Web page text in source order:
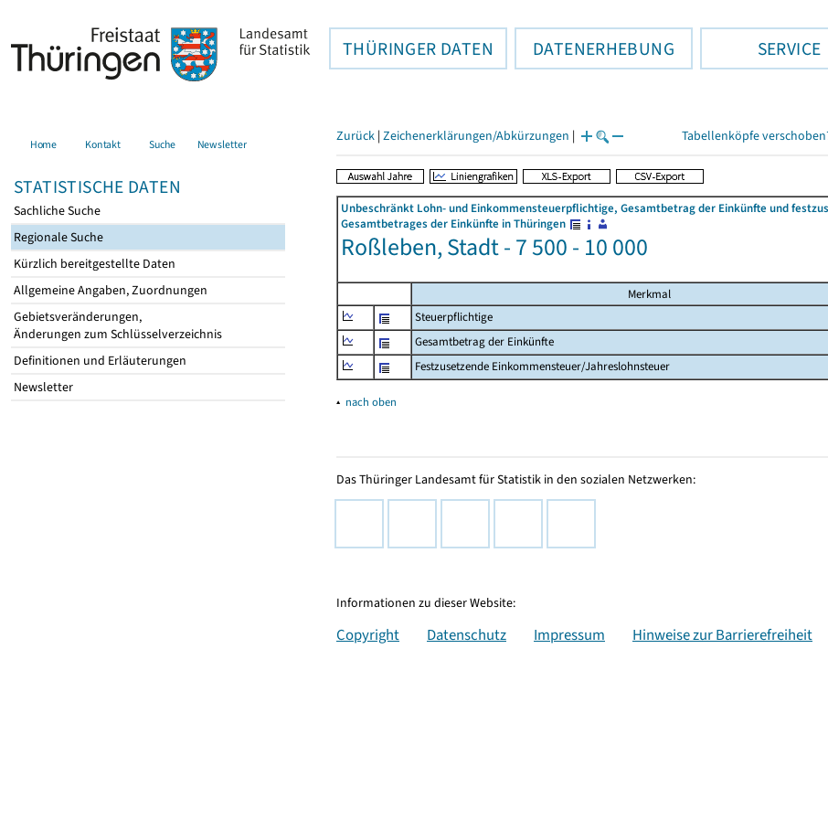
THÜRINGER DATEN DATENERHEBUNG SERVICE
Home Kontakt Suche Newsletter
STATISTISCHE DATEN
Sachliche Suche
Regionale Suche
Kürzlich bereitgestellte Daten
Allgemeine Angaben, Zuordnungen
Gebietsveränderungen,
Änderungen zum Schlüsselverzeichnis
Definitionen und Erläuterungen
Newsletter
Zurück | Zeichenerklärungen/Abkürzungen | Tabellenköpfe
Unbeschränkt Lohn- und Einkommensteuerpflichtige, Gesamtbetrag der Einkünfte und
Gesamtbetrages der Einkünfte in Thüringen
Roßleben, Stadt - 7 500 - 10 000
Merkmal
Steuerpflichtige
Gesamtbetrag der Einkünfte
Festzusetzende Einkommensteuer/Jahreslohnsteuer
▴ nach oben
Das Thüringer Landesamt für Statistik in den sozialen Netzwerken:
Informationen zu dieser Website:
Copyright Datenschutz Impressum Hinweise zur Barrierefreiheit